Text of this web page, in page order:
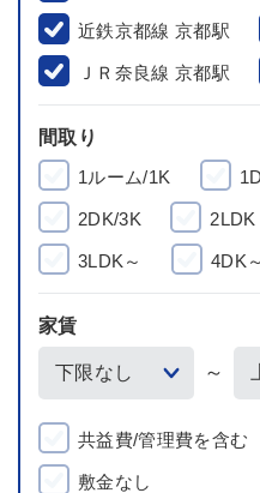
近鉄京都線 京都駅
ＪＲ奈良線 京都駅
間取り
1ルーム/1K
2DK/3K 2LDK
3LDK～ 4DK～
家賃
～
共益費/管理費を含む
敷金なし